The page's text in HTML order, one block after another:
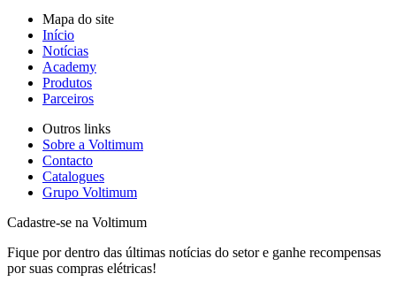
Mapa do site
Início
Notícias
Academy
Produtos
Parceiros
Outros links
Sobre a Voltimum
Contacto
Catalogues
Grupo Voltimum
Cadastre-se na Voltimum
Fique por dentro das últimas notícias do setor e ganhe recompensas
por suas compras elétricas!